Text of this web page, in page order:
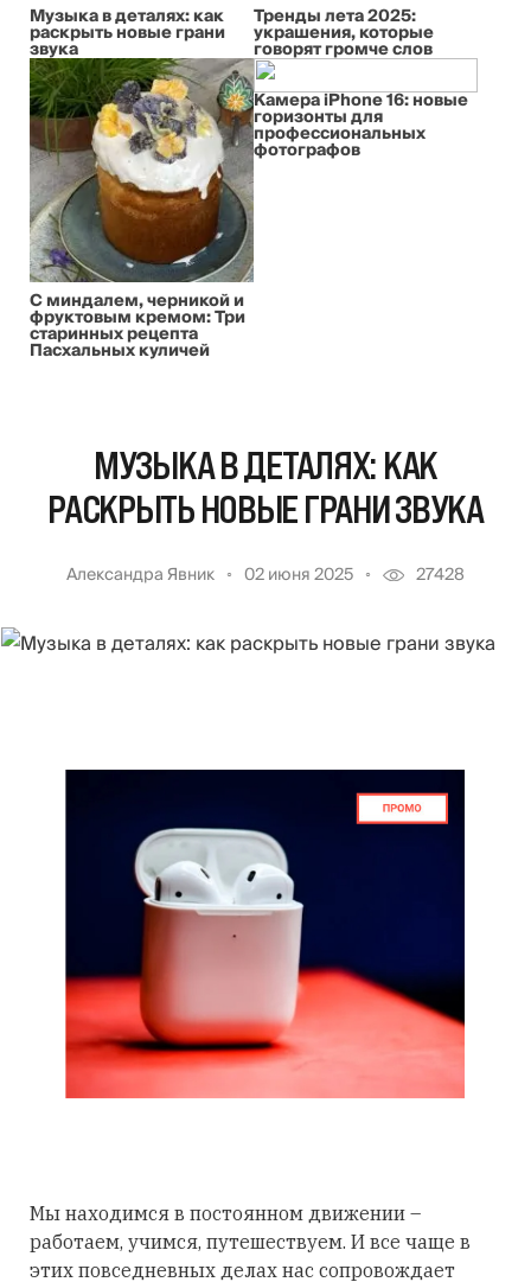
Музыка в деталях: как
раскрыть новые грани
звука
Тренды лета 2025:
украшения, которые
говорят громче слов
С миндалем, черникой и
фруктовым кремом: Три
старинных рецепта
Пасхальных куличей
Камера iPhone 16: новые
горизонты для
профессиональных
фотографов
МУЗЫКА В ДЕТАЛЯХ: КАК
РАСКРЫТЬ НОВЫЕ ГРАНИ ЗВУКА
Александра Явник 02 июня 2025 27428
Мы находимся в постоянном движении –
работаем, учимся, путешествуем. И все чаще в
этих повседневных делах нас сопровождает